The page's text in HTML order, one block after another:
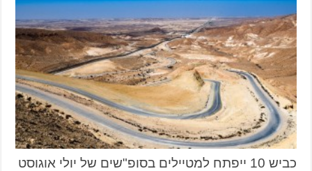
כביש 10 ייפתח למטיילים בסופ"שים של יולי אוגוסט